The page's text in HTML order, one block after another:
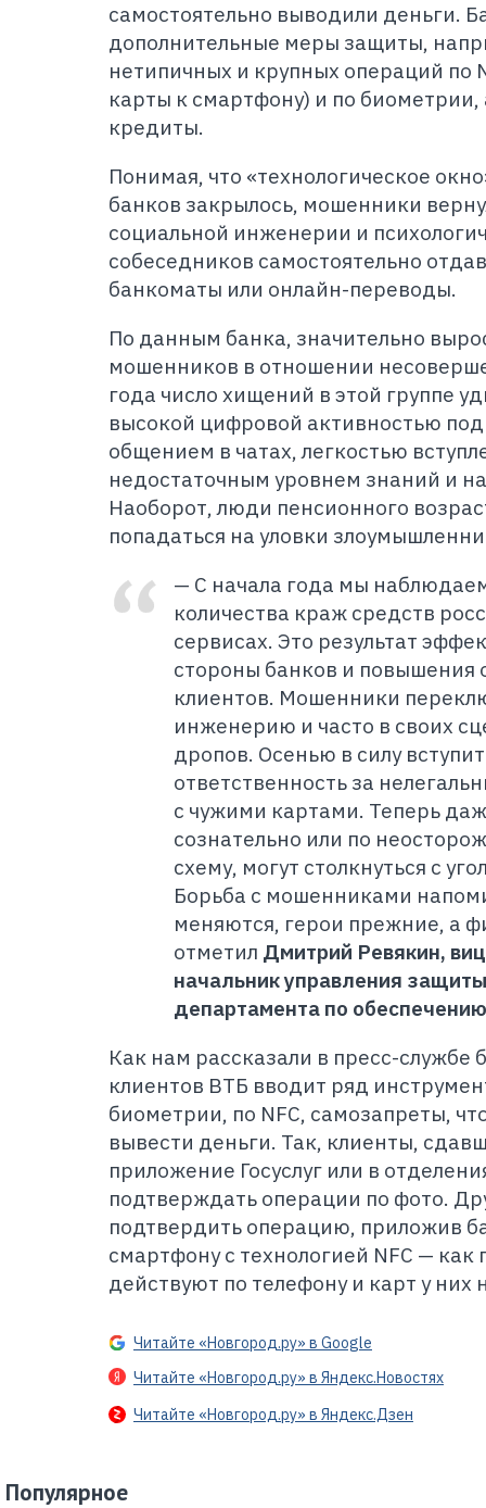
самостоятельно выводили деньги.
дополнительные меры защиты,
нетипичных и крупных операций по
карты к смартфону) и по
кредиты.
Понимая, что «технологическое
банков закрылось, мошенники
социальной инженерии и
собеседников самостоятельно
банкоматы или онлайн-переводы.
По данным банка, значительно
мошенников в отношении
года число хищений в этой группе
высокой цифровой активностью
общением в чатах, легкостью
недостаточным уровнем знаний и
Наоборот, люди пенсионного
попадаться на уловки
— С начала года мы
количества краж средств
сервисах. Это результат
стороны банков и повышения
клиентов. Мошенники
инженерию и часто в своих
дропов. Осенью в силу
ответственность за
с чужими картами. Теперь
сознательно или по
схему, могут столкнуться с
Борьба с мошенниками
меняются, герои прежние, а
отметил Дмитрий Ревякин,
начальник управления
департамента по
Как нам рассказали в пресс-службе
клиентов ВТБ вводит ряд
биометрии, по NFC, самозапреты,
вывести деньги. Так, клиенты,
приложение Госуслуг или в
подтверждать операции по фото.
подтвердить операцию, приложив
смартфону с технологией NFC — как
действуют по телефону и карт у них
Читайте «Новгород.ру» в Google
Читайте «Новгород.ру» в Яндекс.Новостях
Читайте «Новгород.ру» в Яндекс.Дзен
Популярное